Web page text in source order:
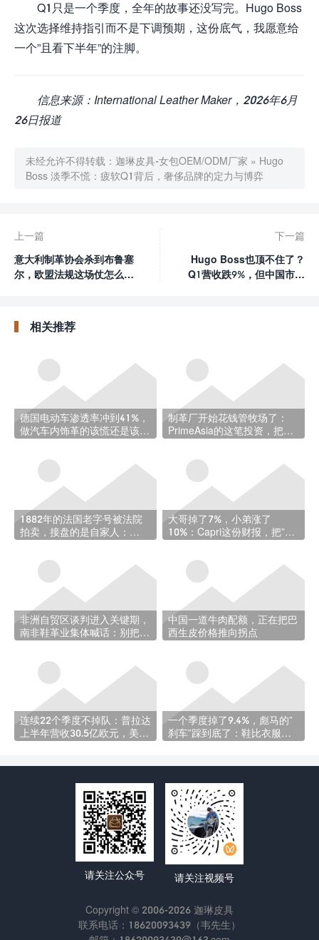
Q1只是一个季度，全年的故事还没写完。Hugo Boss
这次选择维持指引而不是下调预期，这份底气，我愿意给
一个”且看下半年”的注脚。
信息来源：International Leather Maker，2026年6月
26日报道
未经允许不得转载： 迦琳皮具-女包OEM/ODM厂家 » Hugo
Boss 淡季不慌：疲软Q1背后，奢侈品牌的定力与博弈
上一篇
意大利制革协会杀到布鲁塞
尔，欧盟法规这场仗怎么
下一篇
Hugo Boss也顶不住了？
Q1营收跌9%，但中国市场
相关推荐
德国电动车渗透率冲到41%，
做汽车内饰革的该慌还是该
制革厂开始花钱管牧场了：
PrimeAsia的这笔投资，把减
1882年的法国老字号被法院
拍卖，接盘的是自家人：
大哥掉了7%，小弟涨了
10%：Capri这份财报，把”轻
非洲自贸区谈判进入关键期，
南非鞋革业集体喊话：别把我
中国一道牛肉配额，正在把巴
西生皮价格推向拐点
连续22个季度不掉队：普拉达
上半年营收30.5亿欧元，美洲
一个季度掉了9.4%，彪马的”
刹车”踩到底了：鞋比衣服跌
请关注公众号 请关注视频号
Copyright © 2006-2026 迦琳皮具
联系电话：18620093439（韦先生）